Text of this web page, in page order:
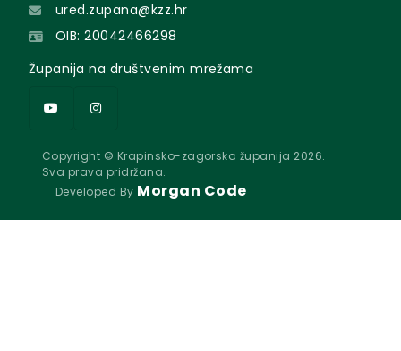
ured.zupana@kzz.hr
OIB: 20042466298
Županija na društvenim mrežama
Copyright © Krapinsko-zagorska županija 2026.
Sva prava pridržana.
Developed By Morgan Code